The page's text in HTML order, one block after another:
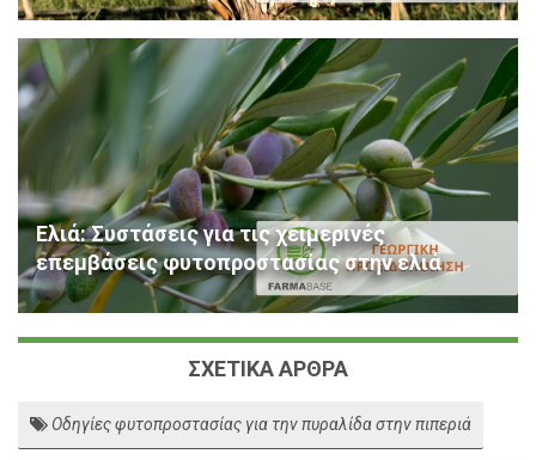
Ελιά: Συστάσεις για τις χειμερινές
επεμβάσεις φυτοπροστασίας στην ελιά
ΣΧΕΤΙΚΑ ΑΡΘΡΑ
Οδηγίες φυτοπροστασίας για την πυραλίδα στην πιπεριά